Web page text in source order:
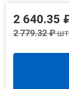
2 640.35
2 779.32 ₽шт